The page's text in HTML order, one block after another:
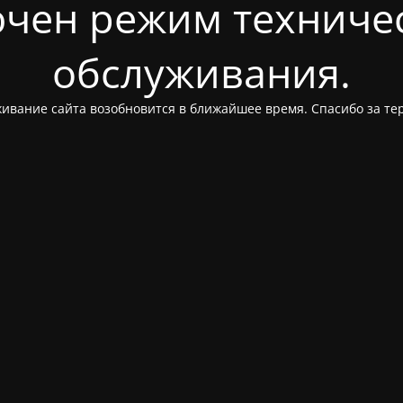
режим
обслуживания.
сайта возобновится в ближайшее время. Спасибо за